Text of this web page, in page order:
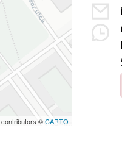
contributors ©CARTO